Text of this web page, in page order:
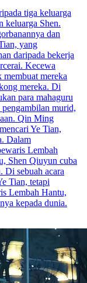
tiga keluarga
keluarga Shen.
dan
yang
daripada bekerja
Kecewa
membuat mereka
mereka. Di
para mahaguru
pengambilan murid,
Qin Ming
Ye Tian,
Dalam
Lembah
Shen Qiuyun cuba
Di sebuah acara
Tian, tetapi
Lembah Hantu,
kepada dunia.